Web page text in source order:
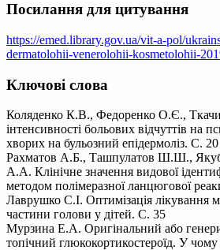
Посилання для цитування
https://emed.library.gov.ua/vit-a-pol/
dermatolohii-venerolohii-kosmetolohii-
Ключові слова
Коляденко К.В., Федоренко О.Є.,
інтенсивності больових відчуттів на
хворих на бульозний епідермоліз. С. 20
Рахматов А.Б., Ташпулатов Ш.Ш.,
А.А. Клінічне значення видової
методом полімеразної ланцюгової
Лаврушко С.І. Оптимізація лікування
частини голови у дітей. С. 35
Мурзина Е.А. Оригінальний або
топічний глюкокортикостероїд. У чому